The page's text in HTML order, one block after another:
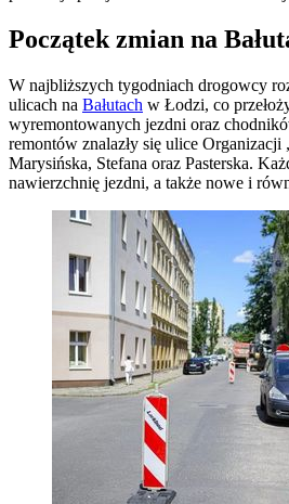
Początek zmian na
W najbliższych tygodniach drogowcy
ulicach na Bałutach w Łodzi, co
wyremontowanych jezdni oraz
remontów znalazły się ulice
Marysińska, Stefana oraz Pasterska.
nawierzchnię jezdni, a także nowe i